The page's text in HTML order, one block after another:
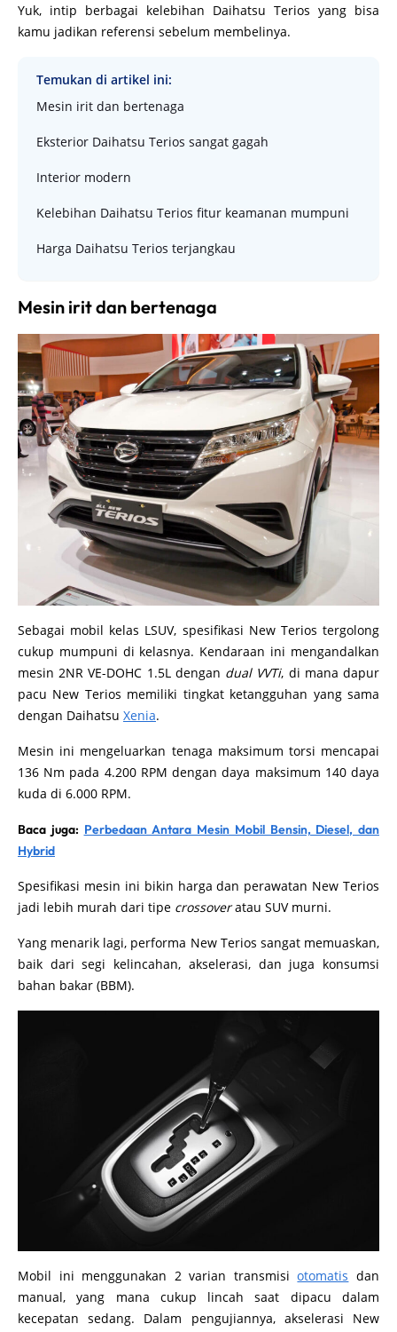
Yuk, intip berbagai kelebihan Daihatsu Terios yang bisa
kamu jadikan referensi sebelum membelinya.
Temukan di artikel ini:
Mesin irit dan bertenaga
Eksterior Daihatsu Terios sangat gagah
Interior modern
Kelebihan Daihatsu Terios fitur keamanan mumpuni
Harga Daihatsu Terios terjangkau
Mesin irit dan bertenaga
Sebagai mobil kelas LSUV, spesifikasi New Terios tergolong
cukup mumpuni di kelasnya. Kendaraan ini mengandalkan
mesin 2NR VE-DOHC 1.5L dengan dual VVTi, di mana dapur
pacu New Terios memiliki tingkat ketangguhan yang sama
dengan Daihatsu Xenia.
Mesin ini mengeluarkan tenaga maksimum torsi mencapai
136 Nm pada 4.200 RPM dengan daya maksimum 140 daya
kuda di 6.000 RPM.
Baca juga: Perbedaan Antara Mesin Mobil Bensin, Diesel, dan
Hybrid
Spesifikasi mesin ini bikin harga dan perawatan New Terios
jadi lebih murah dari tipe crossoveratau SUV murni.
Yang menarik lagi, performa New Terios sangat memuaskan,
baik dari segi kelincahan, akselerasi, dan juga konsumsi
bahan bakar (BBM).
Mobil ini menggunakan 2 varian transmisiotomatis dan
manual, yang mana cukup lincah saat dipacu dalam
kecepatan sedang. Dalam pengujiannya, akselerasi New